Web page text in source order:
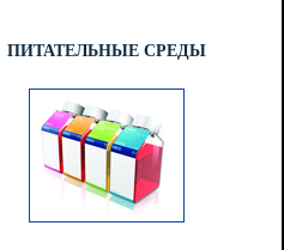
ПИТАТЕЛЬНЫЕ СРЕДЫ